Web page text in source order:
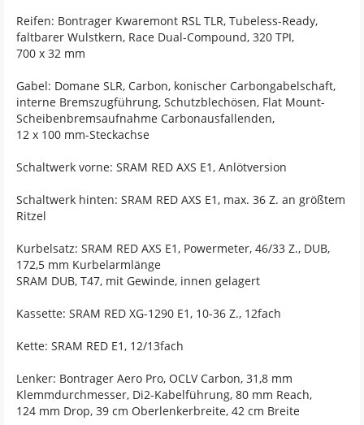
Reifen: Bontrager Kwaremont RSL TLR, Tubeless-Ready,
faltbarer Wulstkern, Race Dual-Compound, 320 TPI,
700 x 32 mm
Gabel: Domane SLR, Carbon, konischer Carbongabelschaft,
interne Bremszugführung, Schutzblechösen, Flat Mount-
Scheibenbremsaufnahme Carbonausfallenden,
12 x 100 mm-Steckachse
Schaltwerk vorne: SRAM RED AXS E1, Anlötversion
Schaltwerk hinten: SRAM RED AXS E1, max. 36 Z. an größtem
Ritzel
Kurbelsatz: SRAM RED AXS E1, Powermeter, 46/33 Z., DUB,
172,5 mm Kurbelarmlänge
SRAM DUB, T47, mit Gewinde, innen gelagert
Kassette: SRAM RED XG-1290 E1, 10-36 Z., 12fach
Kette: SRAM RED E1, 12/13fach
Lenker: Bontrager Aero Pro, OCLV Carbon, 31,8 mm
Klemmdurchmesser, Di2-Kabelführung, 80 mm Reach,
124 mm Drop, 39 cm Oberlenkerbreite, 42 cm Breite